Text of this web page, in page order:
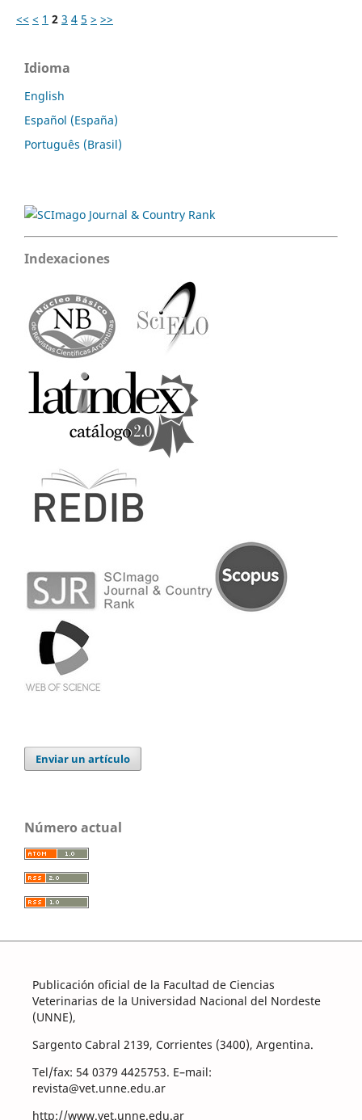
<< < 1 2 3 4 5 > >>
Idioma
English
Español (España)
Português (Brasil)
Indexaciones
Enviar un artículo
Número actual
Publicación oficial de la Facultad de Ciencias
Veterinarias de la Universidad Nacional del Nordeste
(UNNE),
Sargento Cabral 2139, Corrientes (3400), Argentina.
Tel/fax: 54 0379 4425753. E–mail:
revista@vet.unne.edu.ar
http://www.vet.unne.edu.ar